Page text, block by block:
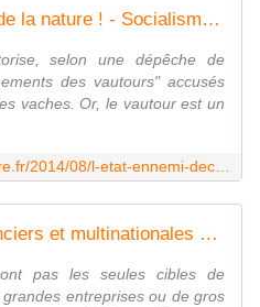
L'Etat : ennemi déclaré de la nature ! - Socialisme Libertaire
selon une dépêche de
des vautours" accusés
vaches. Or, le vautour est un
http://www.socialisme-libertaire.fr/2014/08/l-etat-ennemi-declare-de-la-nature.html
Comment marchés financiers et multinationales accaparent aussi les mers et les océans - Socialisme Libertaire
pas les seules cibles de
entreprises ou de gros